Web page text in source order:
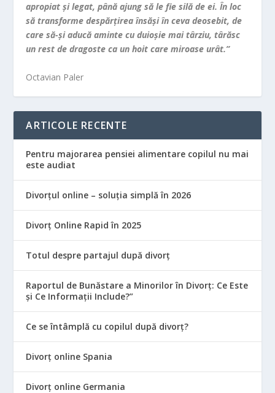
apropiat şi legat, până ajung să le fie silă de ei. În loc
să transforme despărţirea însăşi în ceva deosebit, de
care să-şi aducă aminte cu duioşie mai târziu, târăsc
un rest de dragoste ca un hoit care miroase urât.”
Octavian Paler
ARTICOLE RECENTE
Pentru majorarea pensiei alimentare copilul nu mai
este audiat
Divorțul online – soluția simplă în 2026
Divorț Online Rapid în 2025
Totul despre partajul după divorț
Raportul de Bunăstare a Minorilor în Divorț: Ce Este
și Ce Informații Include?”
Ce se întâmplă cu copilul după divorț?
Divorț online Spania
Divorț online Germania